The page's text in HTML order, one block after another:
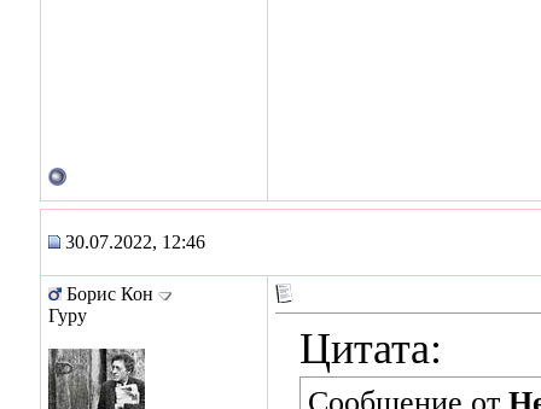
30.07.2022, 12:46
Борис Кон
Гуру
Цитата: